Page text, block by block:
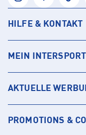
HILFE & KONTAKT
MEIN INTERSPORT
AKTUELLE
PROMOTIONS &